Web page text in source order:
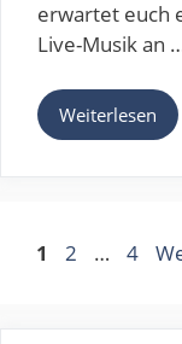
erwartet euch
Live-Musik an
Weiterlesen
Seite
1 Seite
2 … Seite
4